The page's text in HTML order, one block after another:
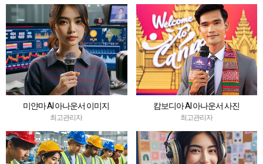
미얀마 AI 아나운서 이미지
최고관리자
캄보디아 AI 아나운서 사진
최고관리자